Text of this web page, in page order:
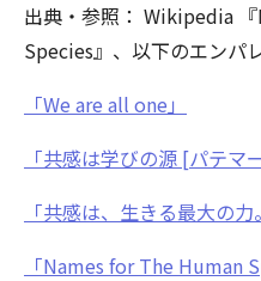
出典・参照： Wikipedia
Species』、以下のエンパ
「We are all one」
「共感は学びの源 [パテマ
「共感は、生きる最大の力
「Names for The Human